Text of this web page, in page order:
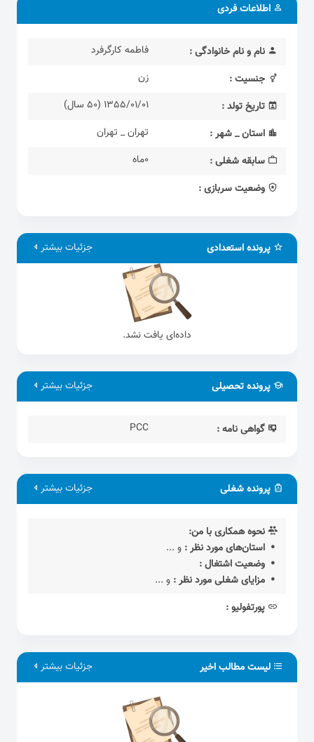
اطلاعات فردی
نام و نام خانوادگی :
فاطمه کارگرفرد
جنسیت :
زن
تاریخ تولد :
1355/01/01 (50 سال)
استان _ شهر :
تهران _ تهران
سابقه شغلی :
0ماه
وضعیت سربازی :
پرونده استعدادی جزئیات بیشتر
داده‌ای یافت نشد.
پرونده تحصیلی جزئیات بیشتر
گواهی نامه : PCC
پرونده شغلی جزئیات بیشتر
نحوه همکاری با من:
استان‌های مورد نظر : و ...
وضعیت اشتغال :
مزایای شغلی مورد نظر : و ...
پورتفولیو :
لیست مطالب اخیر جزئیات بیشتر